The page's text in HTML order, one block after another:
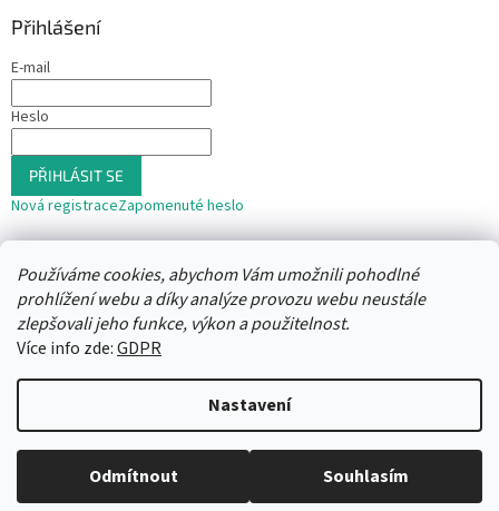
Používáme cookies, abychom Vám umožnili pohodlné
prohlížení webu a díky analýze provozu webu neustále
zlepšovali jeho funkce, výkon a použitelnost.
Více info zde:GDPR
Nastavení
Odmítnout Souhlasím
Přihlášení
E-mail
Heslo
PŘIHLÁSIT SE
Nová registraceZapomenuté heslo
nebo
Přihlásit se přes Seznam
Copyright 2026Trafika12. Všechna práva vyhrazena.Upravit